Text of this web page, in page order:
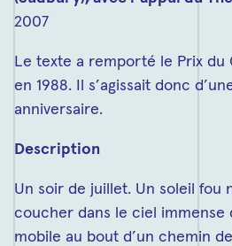
2007
Le texte a remporté le Prix du
en 1988. Il s’agissait donc
anniversaire.
Description
Un soir de juillet. Un soleil fou
coucher dans le ciel immense
mobile au bout d’un chemin